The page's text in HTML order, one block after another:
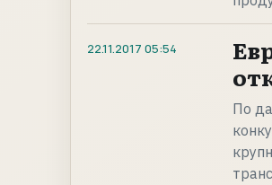
22.11.2017 05:54
По